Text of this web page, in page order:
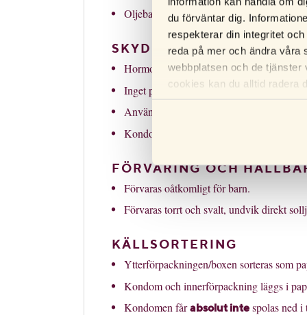
du förväntar dig.
respekterar din integritet
reda på mer och ändra våra
webbplatsen och de tjänster
cookies kan du alltid radera
Oljebaserade produkter (t.ex. barnolja,
SKYDD OCH ANVÄNDNING
Hormonfritt preventivmedel.
Inget preventivmedel är 100% säkert.
Används för skyddat sex (vaginalt,
Kondom är det enda preventivmedlet
FÖRVARING OCH
Förvaras oåtkomligt för barn.
Förvaras torrt och svalt, undvik direkt
KÄLLSORTERING
Ytterförpackningen/boxen sorteras som
Kondom och innerförpackning läggs i
Kondomen fårabsolut intespolas ned i